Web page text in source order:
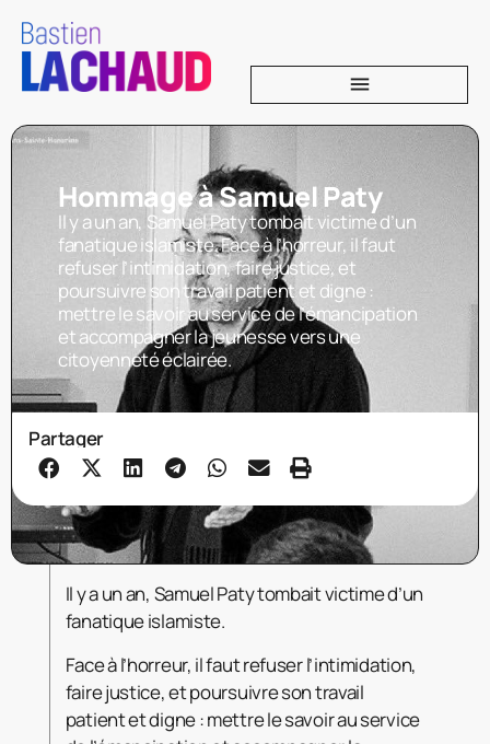
Hommage à Samuel Paty
Il y a un an, Samuel Paty tombait victime d’un
fanatique islamiste. Face à l’horreur, il faut
refuser l’intimidation, faire justice, et
poursuivre son travail patient et digne :
mettre le savoir au service de l’émancipation
et accompagner la jeunesse vers une
citoyenneté éclairée.
Partager
Il y a un an, Samuel Paty tombait victime d’un
fanatique islamiste.
Face à l’horreur, il faut refuser l’intimidation,
faire justice, et poursuivre son travail
patient et digne : mettre le savoir au service